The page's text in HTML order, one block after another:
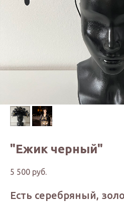
"Ежик черный"
5 500 руб.
Есть серебряный,